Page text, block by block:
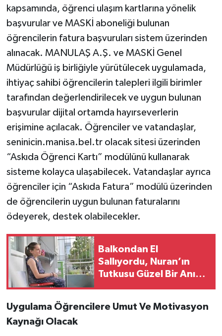
kapsamında, öğrenci ulaşım kartlarına yönelik
başvurular ve MASKİ aboneliği bulunan
öğrencilerin fatura başvuruları sistem üzerinden
alınacak. MANULAŞ A.Ş. ve MASKİ Genel
Müdürlüğü iş birliğiyle yürütülecek uygulamada,
ihtiyaç sahibi öğrencilerin talepleri ilgili birimler
tarafından değerlendirilecek ve uygun bulunan
başvurular dijital ortamda hayırseverlerin
erişimine açılacak. Öğrenciler ve vatandaşlar,
seninicin.manisa.bel.tr olacak sitesi üzerinden
“Askıda Öğrenci Kartı” modülünü kullanarak
sisteme kolayca ulaşabilecek. Vatandaşlar ayrıca
öğrenciler için “Askıda Fatura” modülü üzerinden
de öğrencilerin uygun bulunan faturalarını
ödeyerek, destek olabilecekler.
Balkondan El
Sallıyordu, Nuran’ın
Tutkusu Güzel Bir Anıya
Uygulama Öğrencilere Umut Ve Motivasyon
Kaynağı Olacak